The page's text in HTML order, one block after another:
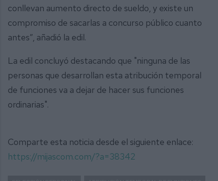
conllevan aumento directo de sueldo, y existe un
compromiso de sacarlas a concurso público cuanto
antes”, añadió la edil.
La edil concluyó destacando que "ninguna de las
personas que desarrollan esta atribución temporal
de funciones va a dejar de hacer sus funciones
ordinarias".
Comparte esta noticia desde el siguiente enlace:
https://mijascom.com/?a=38342